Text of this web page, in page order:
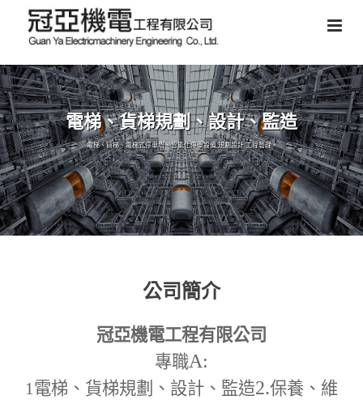
電梯、貨梯規劃、設計、監造
電梯、貨梯、電梯式停車塔、智能化停車設備,規劃設計,工程管理。
公司簡介
冠亞機電工程有限公司
專職A:
1電梯、貨梯規劃、設計、監造2.保養、維